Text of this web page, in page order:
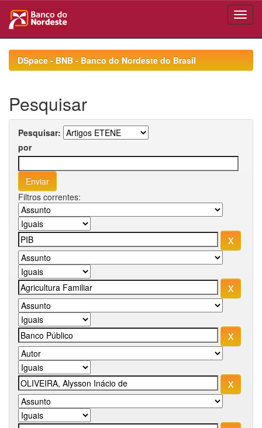
navigationDSpace - BNB - Banco do Nordeste do Brasil
Pesquisar
Pesquisar:
por
Filtros correntes: